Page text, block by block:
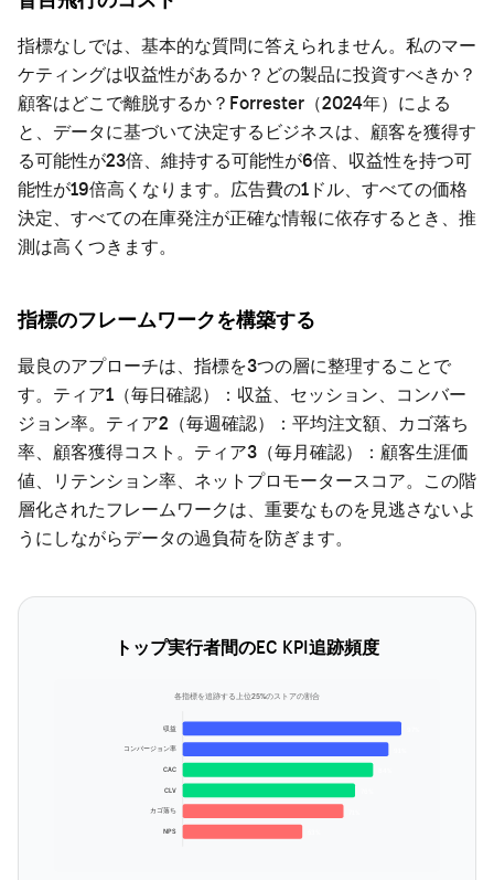
指標なしでは、基本的な質問に答えられません。私のマー
ケティングは収益性があるか？どの製品に投資すべきか？
顧客はどこで離脱するか？Forrester（2024年）による
と、データに基づいて決定するビジネスは、顧客を獲得す
る可能性が23倍、維持する可能性が6倍、収益性を持つ可
能性が19倍高くなります。広告費の1ドル、すべての価格
決定、すべての在庫発注が正確な情報に依存するとき、推
測は高くつきます。
指標のフレームワークを構築する
最良のアプローチは、指標を3つの層に整理することで
す。ティア1（毎日確認）：収益、セッション、コンバー
ジョン率。ティア2（毎週確認）：平均注文額、カゴ落ち
率、顧客獲得コスト。ティア3（毎月確認）：顧客生涯価
値、リテンション率、ネットプロモータースコア。この階
層化されたフレームワークは、重要なものを見逃さないよ
うにしながらデータの過負荷を防ぎます。
トップ実行者間のEC KPI追跡頻度
各指標を追跡する上位25%のストアの割合
収益
コンバージョン率
CAC
CLV
カゴ落ち
NPS